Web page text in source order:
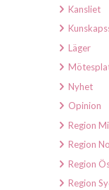
Kansliet
Läger
Nyhet
Opinion
Region
Region
Region
Region